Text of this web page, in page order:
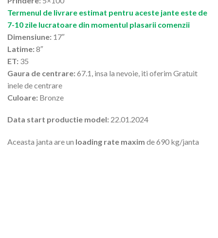
Termenul de livrare estimat pentru aceste jante este de
7-10 zile lucratoare din momentul plasarii comenzii
Dimensiune: 17″
Latime:8″
ET: 35
Gaura de centrare:67.1, insa la nevoie, iti oferim Gratuit
inele de centrare
Culoare: Bronze
Data start productie model: 22.01.2024
Aceasta janta are un loading rate maxim de 690 kg/janta